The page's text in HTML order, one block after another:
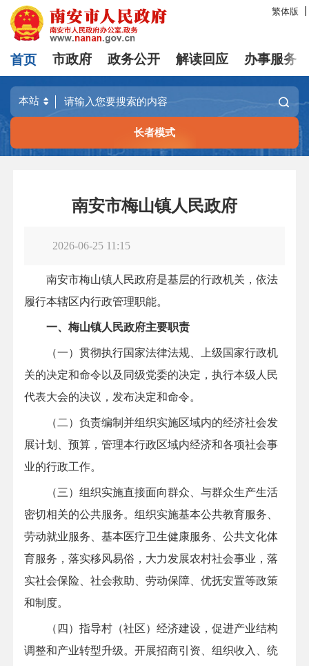
繁体版
首页 市政府 政务公开 解读回应 办事服务
长者模式
南安市梅山镇人民政府
2026-06-25 11:15
南安市梅山镇人民政府是基层的行政机关，依法
履行本辖区内行政管理职能。
一、梅山镇人民政府主要职责
（一）贯彻执行国家法律法规、上级国家行政机
关的决定和命令以及同级党委的决定，执行本级人民
代表大会的决议，发布决定和命令。
（二）负责编制并组织实施区域内的经济社会发
展计划、预算，管理本行政区域内经济和各项社会事
业的行政工作。
（三）组织实施直接面向群众、与群众生产生活
密切相关的公共服务。组织实施基本公共教育服务、
劳动就业服务、基本医疗卫生健康服务、公共文化体
育服务，落实移风易俗，大力发展农村社会事业，落
实社会保险、社会救助、劳动保障、优抚安置等政策
和制度。
（四）指导村（社区）经济建设，促进产业结构
调整和产业转型升级。开展招商引资、组织收入、统